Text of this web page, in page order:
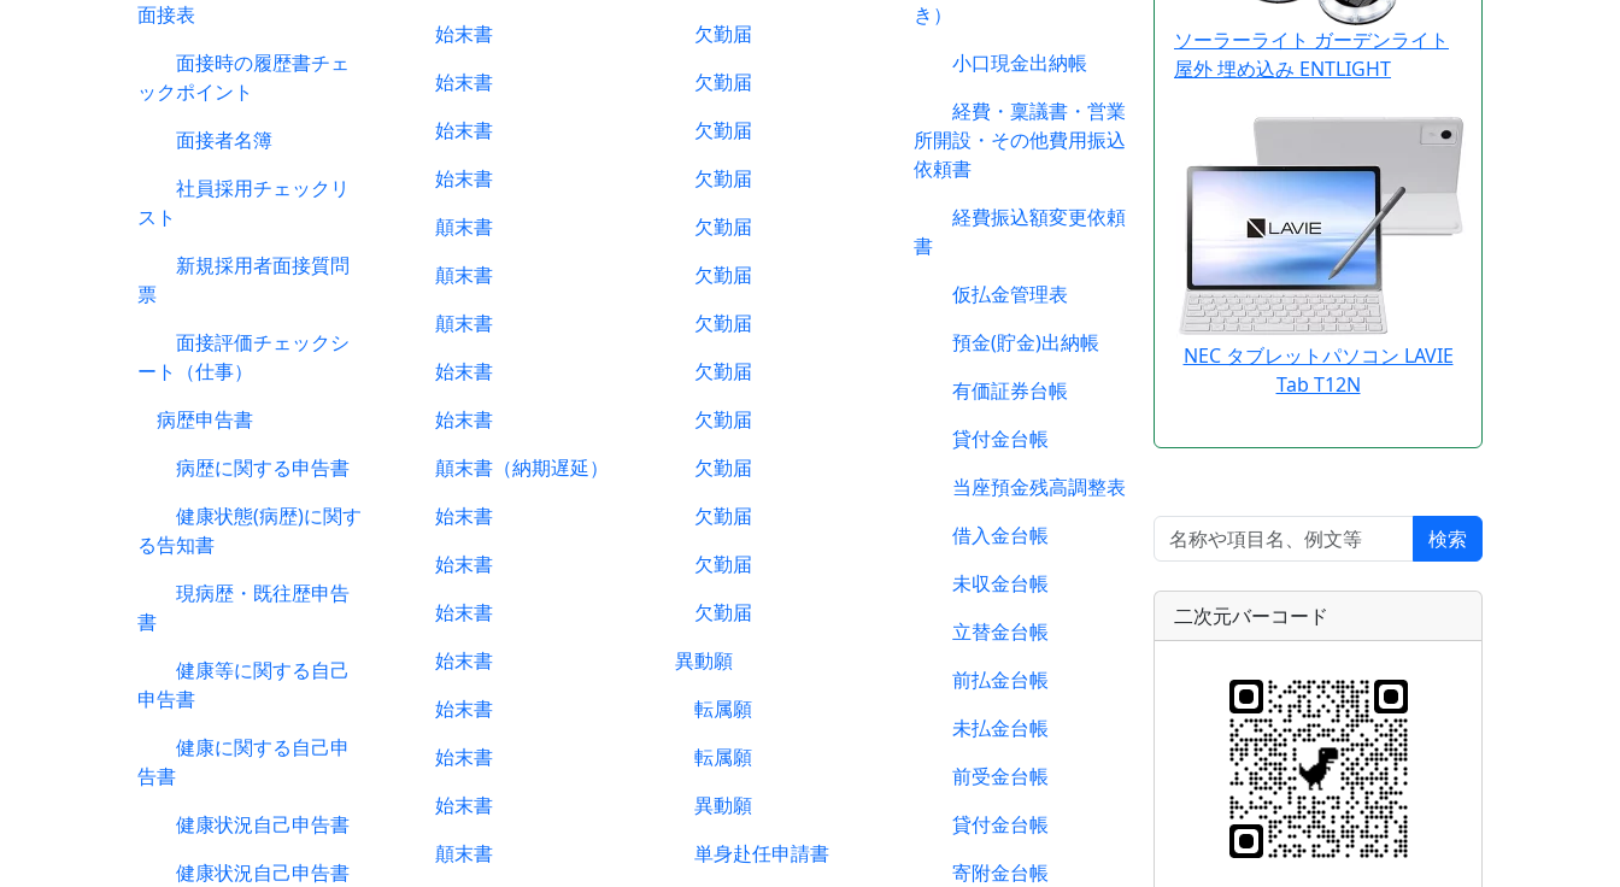
面接表
面接時の履歴書チェ
ックポイント
面接者名簿
社員採用チェックリ
スト
新規採用者面接質問
票
面接評価チェックシ
ート（仕事）
病歴申告書
病歴に関する申告書
健康状態(病歴)に関す
る告知書
現病歴・既往歴申告
書
健康等に関する自己
申告書
健康に関する自己申
告書
健康状況自己申告書
健康状況自己申告書
始末書
始末書
始末書
始末書
顛末書
顛末書
顛末書
始末書
始末書
顛末書（納期遅延）
始末書
始末書
始末書
始末書
始末書
始末書
始末書
顛末書
欠勤届
欠勤届
欠勤届
欠勤届
欠勤届
欠勤届
欠勤届
欠勤届
欠勤届
欠勤届
欠勤届
欠勤届
欠勤届
異動願
転属願
転属願
異動願
単身赴任申請書
き）
小口現金出納帳
経費・稟議書・営業
所開設・その他費用振込
依頼書
経費振込額変更依頼
書
仮払金管理表
預金(貯金)出納帳
有価証券台帳
貸付金台帳
当座預金残高調整表
借入金台帳
未収金台帳
立替金台帳
前払金台帳
未払金台帳
前受金台帳
貸付金台帳
寄附金台帳
ソーラーライト ガーデンライト
屋外 埋め込み ENTLIGHT
NEC タブレットパソコン LAVIE
Tab T12N
検索
二次元バーコード